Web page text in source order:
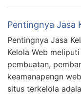
Pentingnya Jasa
Pentingnya Jasa
Kelola Web
pembuatan,
keamanapengn
situs terkelola